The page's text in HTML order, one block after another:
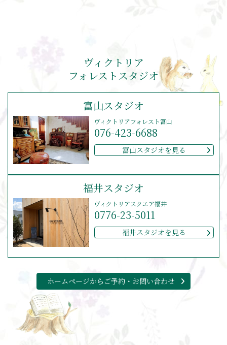
ヴィクトリア
フォレストスタジオ
富山スタジオ
ヴィクトリアフォレスト富山
076-423-6688
富山スタジオを見る
福井スタジオ
ヴィクトリアスクエア福井
0776-23-5011
福井スタジオを見る
ホームページからご予約・お問い合わせ